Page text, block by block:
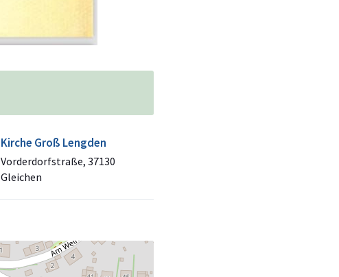
Kirche Groß Lengden
Vorderdorfstraße, 37130
Gleichen